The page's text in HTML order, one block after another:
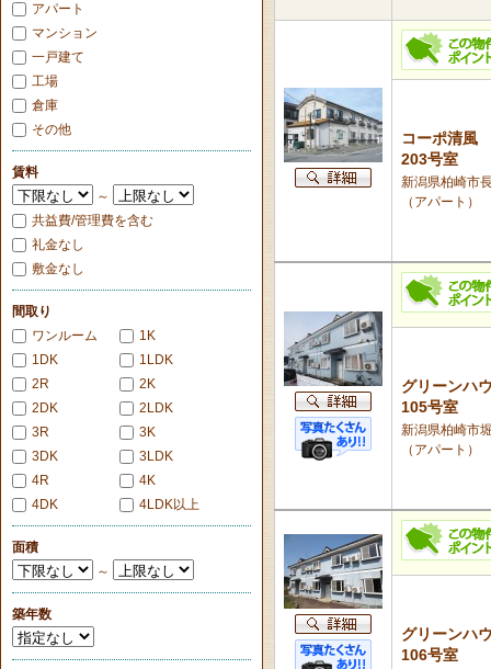
コーポ清風
203号室
新潟県柏崎市
（アパート）
グリーンハ
105号室
新潟県柏崎市
（アパート）
グリーンハ
106号室
アパート
マンション
一戸建て
工場
倉庫
その他
賃料
～
共益費/管理費を含む
礼金なし
敷金なし
間取り
ワンルーム
1K
1DK
1LDK
2R
2K
2DK
2LDK
3R
3K
3DK
3LDK
4R
4K
4DK
4LDK以上
面積
～
築年数